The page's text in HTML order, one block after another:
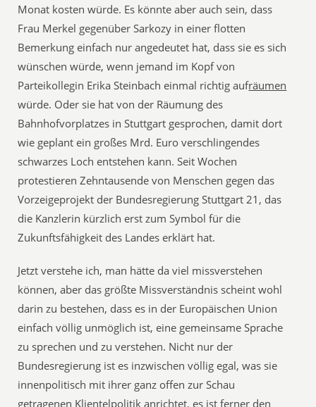
Monat kosten würde. Es könnte aber auch sein, dass
Frau Merkel gegenüber Sarkozy in einer flotten
Bemerkung einfach nur angedeutet hat, dass sie es sich
wünschen würde, wenn jemand im Kopf von
Parteikollegin Erika Steinbach einmal richtig aufräumen
würde. Oder sie hat von der Räumung des
Bahnhofvorplatzes in Stuttgart gesprochen, damit dort
wie geplant ein großes Mrd. Euro verschlingendes
schwarzes Loch entstehen kann. Seit Wochen
protestieren Zehntausende von Menschen gegen das
Vorzeigeprojekt der Bundesregierung Stuttgart 21, das
die Kanzlerin kürzlich erst zum Symbol für die
Zukunftsfähigkeit des Landes erklärt hat.
Jetzt verstehe ich, man hätte da viel missverstehen
können, aber das größte Missverständnis scheint wohl
darin zu bestehen, dass es in der Europäischen Union
einfach völlig unmöglich ist, eine gemeinsame Sprache
zu sprechen und zu verstehen. Nicht nur der
Bundesregierung ist es inzwischen völlig egal, was sie
innenpolitisch mit ihrer ganz offen zur Schau
getragenen Klientelpolitik anrichtet, es ist ferner den